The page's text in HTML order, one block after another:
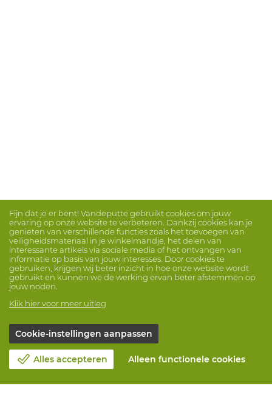
Fijn dat je er bent! Vandeputte gebruikt cookies om jouw
ervaring op onze website te verbeteren. Dankzij cookies kan je
genieten van verschillende functies zoals het toevoegen van
veiligheidsmateriaal in je winkelmandje, het delen van
interessante artikels via sociale media of het ontvangen van
informatie op basis van jouw interesses. Door cookies te
gebruiken, krijgen wij beter inzicht in hoe onze website wordt
gebruikt en kunnen we de werking ervan beter afstemmen op
jouw noden.
Klik hier voor meer uitleg
Cookie-instellingen aanpassen
Alles accepteren Alleen functionele cookies